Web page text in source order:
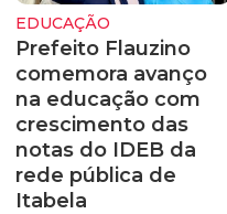
EDUCAÇÃO
Prefeito Flauzino
comemora avanço
na educação com
crescimento das
notas do IDEB da
rede pública de
Itabela